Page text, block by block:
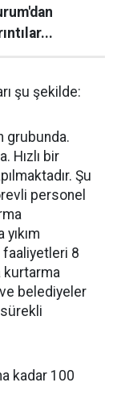
şu şekilde:
grubunda.
Hızlı bir
Şu
personel
8
kurtarma
ve belediyeler
kadar 100